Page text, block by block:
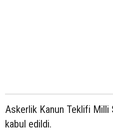
Askerlik Kanun Teklifi Milli
kabul edildi.